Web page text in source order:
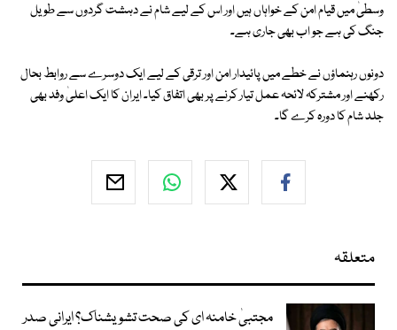
وسطیٰ میں قیام امن کے خواہاں ہیں اور اس کے لیے شام نے دہشت گردوں سے طویل
جنگ کی ہے جو اب بھی جاری ہے۔
دونوں رہنماؤں نے خطے میں پائیدار امن اور ترقی کے لیے ایک دوسرے سے روابط بحال
رکھنے اور مشترکہ لائحہ عمل تیار کرنے پر بھی اتفاق کیا۔ ایران کا ایک اعلیٰ وفد بھی
جلد شام کا دورہ کرے گا۔
متعلقہ
مجتبیٰ خامنہ ای کی صحت تشویشناک؟ ایرانی صدر